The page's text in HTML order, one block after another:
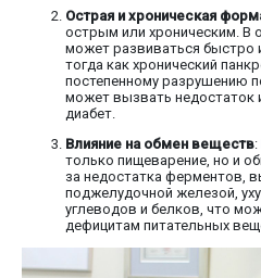
Острая и хроническая
острым или хроническим. В
может развиваться быстро
тогда как хронический
постепенному разрушению
может вызвать недостаток
диабет.
Влияние на обмен веществ
только пищеварение, но и
за недостатка ферментов,
поджелудочной железой,
углеводов и белков, что
дефицитам питательных